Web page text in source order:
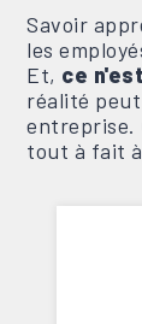
Savoir
les
Et, ce
réalité
entreprise.
tout à fait